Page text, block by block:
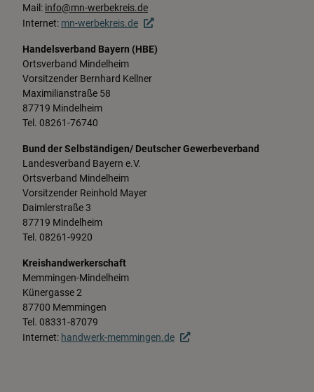
Wirtschaft
Mail: info@mn-werbekreis.de
Internet: mn-werbekreis.de
Handelsverband Bayern (HBE)
Ortsverband Mindelheim
Vorsitzender Bernhard Kellner
Maximilianstraße 58
87719 Mindelheim
Tel. 08261-76740
Bund der Selbständigen/ Deutscher Gewerbeverband
Landesverband Bayern e.V.
Ortsverband Mindelheim
Vorsitzender Reinhold Mayer
Daimlerstraße 3
87719 Mindelheim
Tel. 08261-9920
Kreishandwerkerschaft
Memmingen-Mindelheim
Künergasse 2
87700 Memmingen
Tel. 08331-87079
Internet: handwerk-memmingen.de